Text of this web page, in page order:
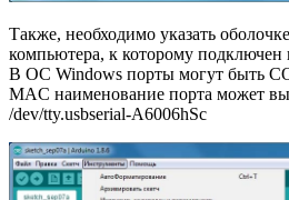
Также, необходимо указать
компьютера, к которому
В ОС Windows порты могут быть
MAC наименование порта может
/dev/tty.usbserial-A6006hSc